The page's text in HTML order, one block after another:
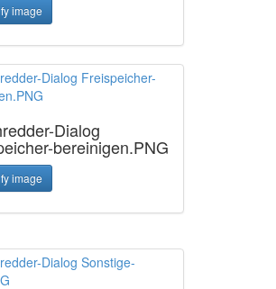
image
Dialog
bereinigen.PNG
image